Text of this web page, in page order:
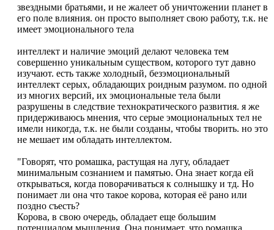
звездными братьями, и не жалеет об уничтожении планет в
его поле влияния. он просто выполняет свою работу, т.к. не
имеет эмоционального тела
интеллект и наличие эмоций делают человека тем
совершенно уникальным существом, которого тут давно
изучают. есть также холодный, безэмоциональный
интеллект серых, обладающих роидным разумом. по одной
из многих версий, их эмоциональные тела были
разрушены в следствие технократического развития. я же
придерживаюсь мнения, что серые эмоциональных тел не
имели никогда, т.к. не были созданы, чтобы творить. но это
не мешает им обладать интеллектом.
"Говорят, что ромашка, растущая на лугу, обладает
минимальным сознанием и памятью. Она знает когда ей
открываться, когда поворачиваться к солнышку и тд. Но
понимает ли она что такое корова, которая её рано или
поздно съесть?
Корова, в свою очередь, обладает еще большим